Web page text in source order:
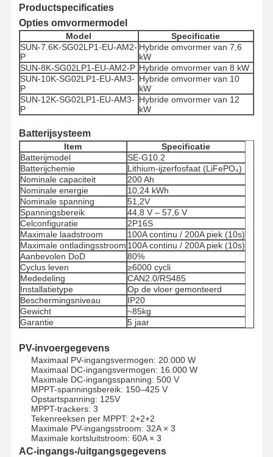
Productspecificaties
Opties omvormermodel
Model
Specificatie
SUN-7.6K-SG02LP1-EU-AM2-
P
Hybride omvormer van 7,6
kW
SUN-8K-SG02LP1-EU-AM2-P Hybride omvormer van 8 kW
SUN-10K-SG02LP1-EU-AM3-
P
Hybride omvormer van 10
kW
SUN-12K-SG02LP1-EU-AM3-
P
Hybride omvormer van 12
kW
Batterijsysteem
Item
Specificatie
Batterijmodel
SE-G10.2
Batterijchemie
Lithium-ijzerfosfaat (LiFePO₄)
Nominale capaciteit
200 Ah
Nominale energie
10,24 kWh
Nominale spanning
51,2V
Spanningsbereik
44,8 V – 57,6 V
Celconfiguratie
2P16S
Maximale laadstroom
100A continu / 200A piek (10s)
Maximale ontladingsstroom 100A continu / 200A piek (10s)
Aanbevolen DoD
80%
Cyclus leven
≥6000 cycli
Mededeling
CAN2.0/RS485
Installatietype
Op de vloer gemonteerd
Beschermingsniveau
IP20
Gewicht
~85kg
Garantie
5 jaar
PV-invoergegevens
Maximaal PV-ingangsvermogen: 20.000 W
Maximaal DC-ingangsvermogen: 16.000 W
Maximale DC-ingangsspanning: 500 V
MPPT-spanningsbereik: 150–425 V
Opstartspanning: 125V
MPPT-trackers: 3
Tekenreeksen per MPPT: 2+2+2
Maximale PV-ingangsstroom: 32A × 3
Maximale kortsluitstroom: 60A × 3
AC-ingangs-/uitgangsgegevens